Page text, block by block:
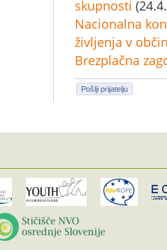
skupnosti
Nacionalna
življenja v
Brezplačna
Pošlji prijatelju